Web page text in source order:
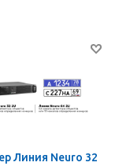
Линия Neuro 32